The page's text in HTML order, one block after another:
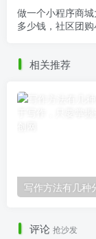
做一个小程序商
多少钱，社区团
相关推荐
评论 抢沙发